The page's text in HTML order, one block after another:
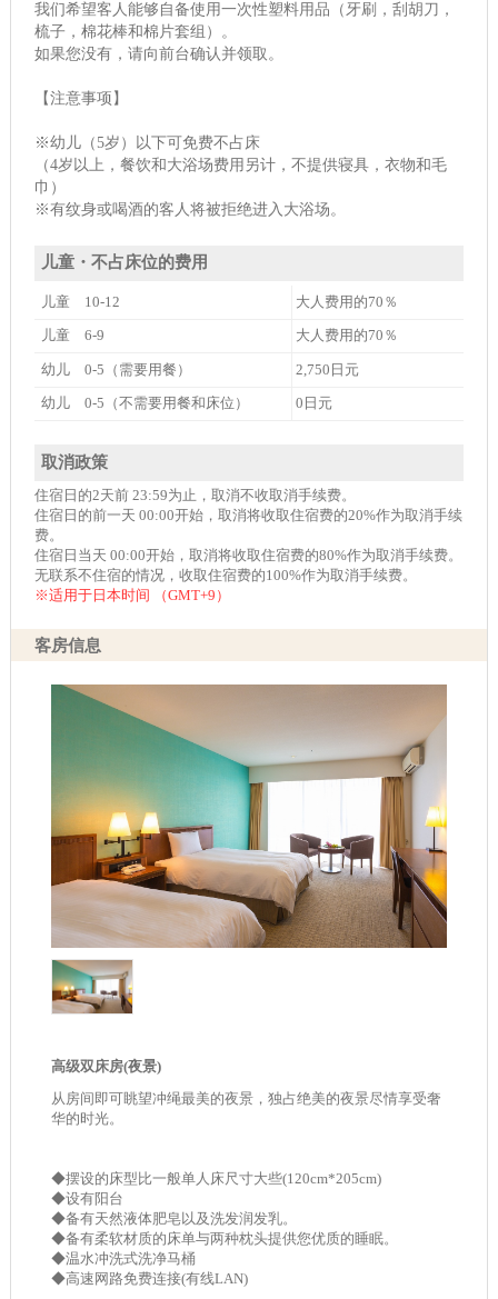
我们希望客人能够自备使用一次性塑料用品（牙刷，刮胡刀，
梳子，棉花棒和棉片套组）。
如果您没有，请向前台确认并领取。
【注意事项】
※幼儿（5岁）以下可免费不占床
（4岁以上，餐饮和大浴场费用另计，不提供寝具，衣物和毛
巾）
※有纹身或喝酒的客人将被拒绝进入大浴场。
儿童・不占床位的费用
儿童 10-12 大人费用的70％
儿童 6-9 大人费用的70％
幼儿 0-5（需要用餐） 2,750日元
幼儿 0-5（不需要用餐和床位） 0日元
取消政策
住宿日的2天前 23:59为止，取消不收取消手续费。
住宿日的前一天 00:00开始，取消将收取住宿费的20%作为取消手续
费。
住宿日当天 00:00开始，取消将收取住宿费的80%作为取消手续费。
无联系不住宿的情况，收取住宿费的100%作为取消手续费。
※适用于日本时间 （GMT+9）
客房信息
高级双床房(夜景)
从房间即可眺望冲绳最美的夜景，独占绝美的夜景尽情享受奢
华的时光。
◆摆设的床型比一般单人床尺寸大些(120cm*205cm)
◆设有阳台
◆备有天然液体肥皂以及洗发润发乳。
◆备有柔软材质的床单与两种枕头提供您优质的睡眠。
◆温水冲洗式洗净马桶
◆高速网路免费连接(有线LAN)